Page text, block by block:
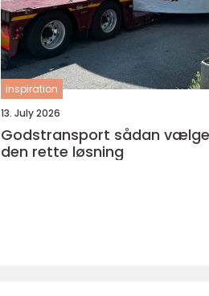
inspiration
13. July 2026
Godstransport sådan vælger du
den rette løsning